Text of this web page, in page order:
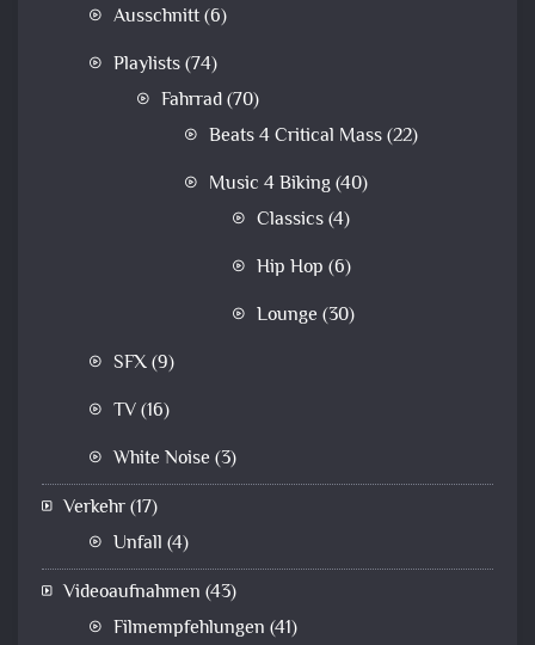
Ausschnitt(6)
Playlists(74)
Fahrrad(70)
Beats 4 Critical Mass(22)
Music 4 Biking(40)
Classics(4)
Hip Hop (6)
Lounge (30)
SFX(9)
TV(16)
White Noise (3)
Verkehr(17)
Unfall (4)
Videoaufnahmen (43)
Filmempfehlungen (41)